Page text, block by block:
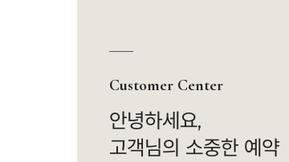
Customer Center
안녕하세요,
고객님의 소중한 예약